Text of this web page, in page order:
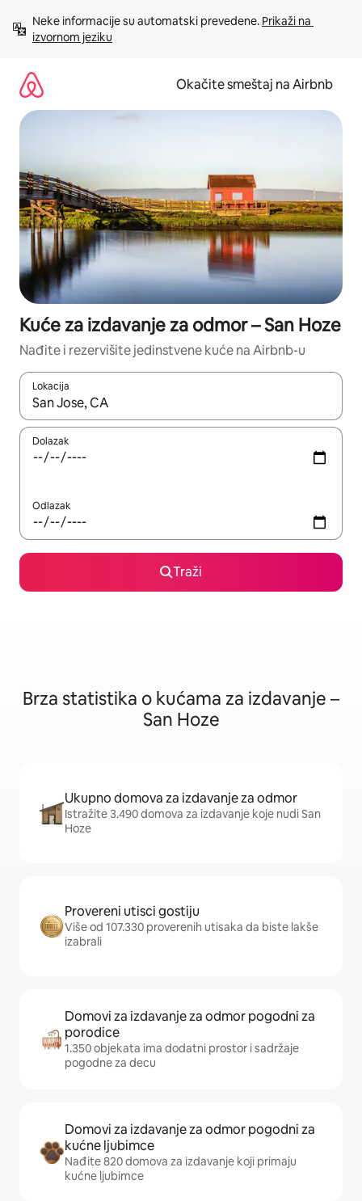
sadržaj
Neke informacije su automatski prevedene. Prikaži na
izvornom jeziku
Okačite smeštaj na Airbnb
Kuće za izdavanje za odmor – San Hoze
Nađite i rezervišite jedinstvene kuće na Airbnb-u
Lokacija
Kad su rezultati dostupni, možete da se krećete kroz njih
Dolazak
Odlazak
Traži
Brza statistika o kućama za izdavanje –
San Hoze
Ukupno domova za izdavanje za odmor
Istražite 3.490 domova za izdavanje koje nudi San
Hoze
Provereni utisci gostiju
Više od 107.330 proverenih utisaka da biste lakše
izabrali
Domovi za izdavanje za odmor pogodni za
porodice
1.350 objekata ima dodatni prostor i sadržaje
pogodne za decu
Domovi za izdavanje za odmor pogodni za
kućne ljubimce
Nađite 820 domova za izdavanje koji primaju
kućne ljubimce